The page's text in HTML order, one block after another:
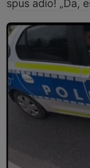
spus adio! „Da,